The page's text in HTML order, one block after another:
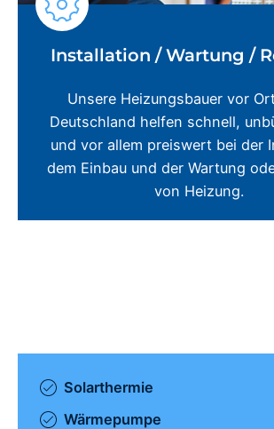
Installation / Wartung /
Unsere Heizungsbauer vor
Deutschland helfen schnell,
und vor allem preiswert bei der
dem Einbau und der Wartung
von Heizung.
Solarthermie
Wärmepumpe